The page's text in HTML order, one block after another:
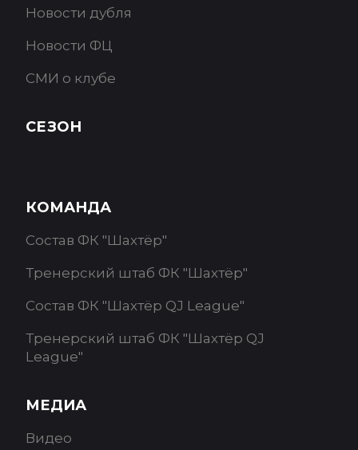
Новости дубля
Новости ФЦ
СМИ о клубе
СЕЗОН
КОМАНДА
Состав ФК "Шахтёр"
Тренерский штаб ФК "Шахтёр"
Состав ФК "Шахтёр QJ League"
Тренерский штаб ФК "Шахтёр QJ
League"
МЕДИА
Видео